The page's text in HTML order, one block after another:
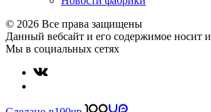
© 2026 Все права защищены
Данный вебсайт и его содержимое носит
Мы в социальных сетях